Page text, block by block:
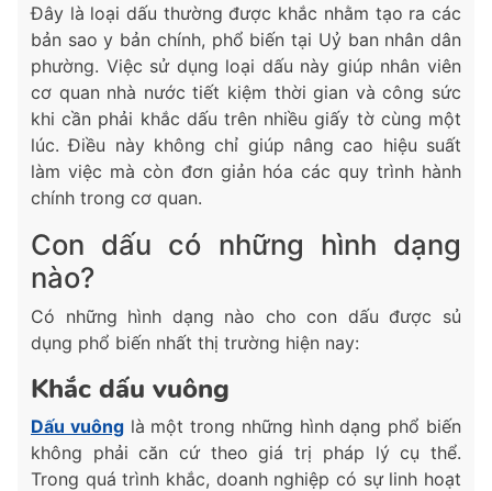
Đây là loại dấu thường được khắc nhằm tạo ra các
bản sao y bản chính, phổ biến tại Uỷ ban nhân dân
phường. Việc sử dụng loại dấu này giúp nhân viên
cơ quan nhà nước tiết kiệm thời gian và công sức
khi cần phải khắc dấu trên nhiều giấy tờ cùng một
lúc. Điều này không chỉ giúp nâng cao hiệu suất
làm việc mà còn đơn giản hóa các quy trình hành
chính trong cơ quan.
Con dấu có những hình dạng
nào?
Có những hình dạng nào cho con dấu được sủ
dụng phổ biến nhất thị trường hiện nay:
Khắc dấu vuông
Dấu vuônglà một trong những hình dạng phổ biến
không phải căn cứ theo giá trị pháp lý cụ thể.
Trong quá trình khắc, doanh nghiệp có sự linh hoạt